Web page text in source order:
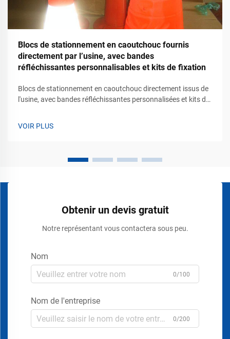
Blocs de stationnement en caoutchouc fournis
directement par l’usine, avec bandes
réfléchissantes personnalisables et kits de fixation
Blocs de stationnement en caoutchouc directement issus de
l'usine, avec bandes réfléchissantes personnalisées et kits de
VOIR PLUS
Obtenir un devis gratuit
Notre représentant vous contactera sous peu.
Nom
0/100
Nom de l'entreprise
0/200